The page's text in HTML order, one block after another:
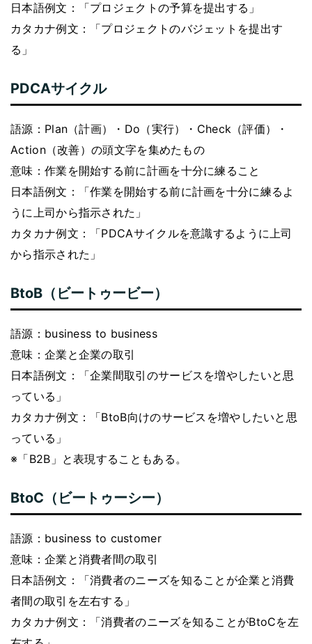
日本語例文：「プロジェクトの予算を提出する」
カタカナ例文：「プロジェクトのバジェットを提出す
る」
PDCAサイクル
語源：Plan（計画）・Do（実行）・Check（評価）・
Action（改善）の頭文字を集めたもの
意味：作業を開始する前に計画を十分に練ること
日本語例文：「作業を開始する前に計画を十分に練るよ
うに上司から指示された」
カタカナ例文：「PDCAサイクルを意識するように上司
から指示された」
BtoB（ビートゥービー）
語源：business to business
意味：企業と企業の取引
日本語例文：「企業間取引のサービスを増やしたいと思
っている」
カタカナ例文：「BtoB向けのサービスを増やしたいと思
っている」
※「B2B」と表現することもある。
BtoC（ビートゥーシー）
語源：business to customer
意味：企業と消費者間の取引
日本語例文：「消費者のニーズを知ることが企業と消費
者間の取引を左右する」
カタカナ例文：「消費者のニーズを知ることがBtoCを左